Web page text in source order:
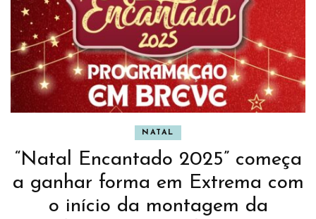
NATAL
“Natal Encantado 2025” começa
a ganhar forma em Extrema com
o início da montagem da